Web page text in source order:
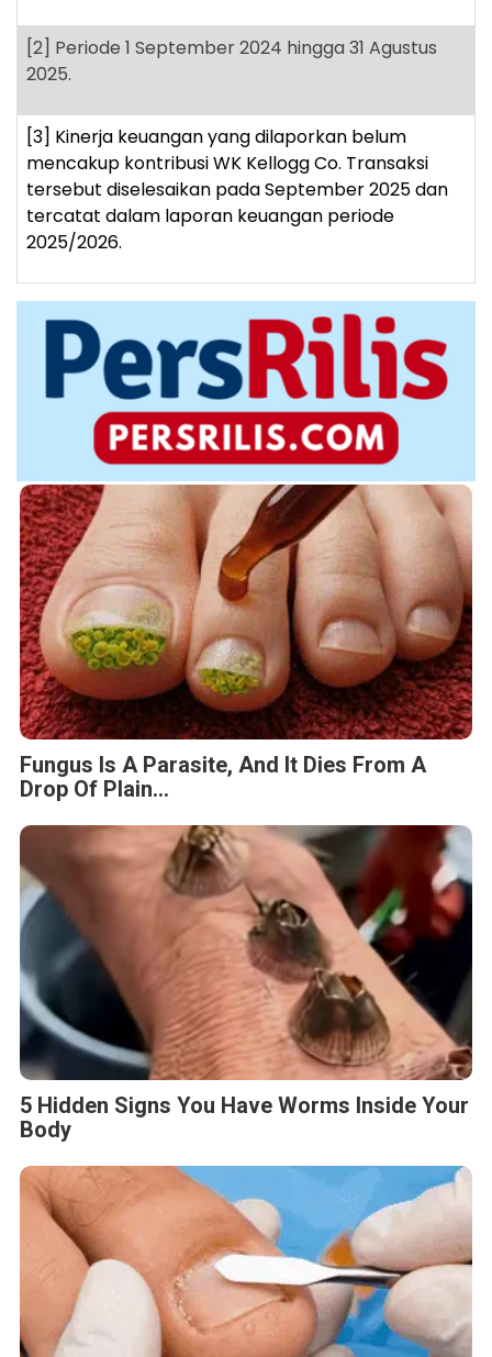
[2] Periode 1 September 2024 hingga 31 Agustus
2025.
[3] Kinerja keuangan yang dilaporkan belum
mencakup kontribusi WK Kellogg Co. Transaksi
tersebut diselesaikan pada September 2025 dan
tercatat dalam laporan keuangan periode
2025/2026.
Fungus Is A Parasite, And It Dies From A
Drop Of Plain...
5 Hidden Signs You Have Worms Inside Your
Body